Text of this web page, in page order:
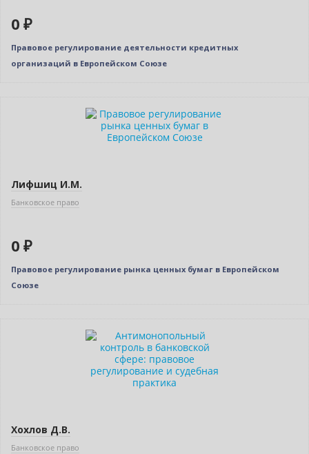
0 ₽
Правовое регулирование деятельности кредитных
организаций в Европейском Союзе
Лифшиц И.М.
Банковское право
0 ₽
Правовое регулирование рынка ценных бумаг в Европейском
Союзе
Хохлов Д.В.
Банковское право